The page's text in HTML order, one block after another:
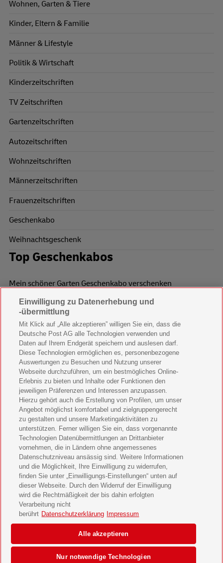
Wohnen, Garten & Tiere
Kinder, Eltern & Familie
Männer & Lifestyle
Politik & Wirtschaft
Kinderzeitschriften
TV Zeitschriften
Gartenzeitschriften
Autozeitschriften
Wohnzeitschriften
Männerzeitschriften
Frauenzeitschriften
Geschenkabo
Weihnachtsgeschenk
Top Geschenkabos
Mein schöner Garten Geschenkabo verschenken
Wohnen & Garten Geschenkabo verschenken
Mein schönes Land Geschenkabo verschenken
Bild der Frau Geschenkabo verschenken
11 Freunde Geschenkabo verschenken
LEGO Ninjago Magazin Geschenkabo verschenken
Brigitte Geschenkabo verschenken
GEOlino Geschenkabo verschenken
Stern Crime Geschenkabo verschenken
Welt der Wunder Geschenkabo verschenken
GEO Geschenkabo verschenken
Datenschutz & Cookies
Einwilligungs-Einstellungen
Barrierefreiheit
Einwilligung zu Datenerhebung und
-übermittlung
Mit Klick auf „Alle akzeptieren” willigen Sie ein, dass die
Deutsche Post AG alle Technologien verwenden und
Daten auf Ihrem Endgerät speichern und auslesen darf.
Diese Technologien ermöglichen es, personenbezogene
Auswertungen zu Besuchen und Nutzung unserer
Webseite durchzuführen, um ein bestmögliches Online-
Erlebnis zu bieten und Inhalte oder Funktionen den
jeweiligen Präferenzen und Interessen anzupassen.
Hierzu gehört auch die Erstellung von Profilen, um unser
Angebot möglichst komfortabel und zielgruppengerecht
zu gestalten und unsere Marketingaktivitäten zu
unterstützen. Ferner willigen Sie ein, dass vorgenannte
Technologien Datenübermittlungen an Drittanbieter
vornehmen, die in Ländern ohne angemessenes
Datenschutzniveau ansässig sind. Weitere Informationen
und die Möglichkeit, Ihre Einwilligung zu widerrufen,
finden Sie unter „Einwilligungs-Einstellungen“ unten auf
dieser Webseite. Durch den Widerruf der Einwilligung
wird die Rechtmäßigkeit der bis dahin erfolgten
Verarbeitung nicht
berührt Datenschutzerklärung Impressum
Nur notwendige Technologien
Alle akzeptieren